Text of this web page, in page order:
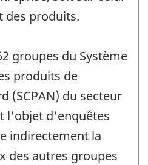
des produits.
groupes du Système
produits de
(SCPAN) du secteur
l'objet d'enquêtes
indirectement la
des autres groupes